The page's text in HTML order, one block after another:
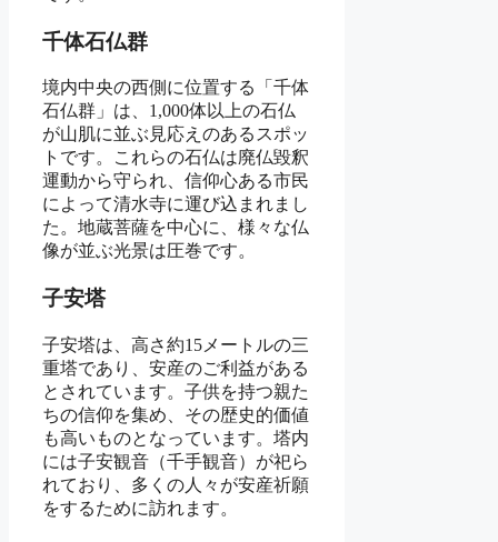
千体石仏群
境内中央の西側に位置する「千体
石仏群」は、1,000体以上の石仏
が山肌に並ぶ見応えのあるスポッ
トです。これらの石仏は廃仏毀釈
運動から守られ、信仰心ある市民
によって清水寺に運び込まれまし
た。地蔵菩薩を中心に、様々な仏
像が並ぶ光景は圧巻です。
子安塔
子安塔は、高さ約15メートルの三
重塔であり、安産のご利益がある
とされています。子供を持つ親た
ちの信仰を集め、その歴史的価値
も高いものとなっています。塔内
には子安観音（千手観音）が祀ら
れており、多くの人々が安産祈願
をするために訪れます。